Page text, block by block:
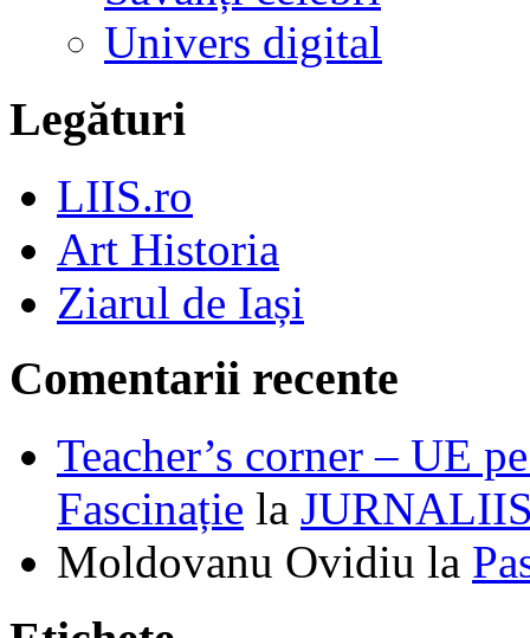
Univers digital
Legături
LIIS.ro
Art Historia
Ziarul de Iași
Comentarii recente
Teacher’s corner – UE
Fascinație la
Moldovanu Ovidiu la